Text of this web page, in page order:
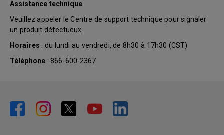
Assistance technique
Veuillez appeler le Centre de support technique pour signaler
un produit défectueux.
Horaires : du lundi au vendredi, de 8h30 à 17h30 (CST)
Téléphone : 866-600-2367